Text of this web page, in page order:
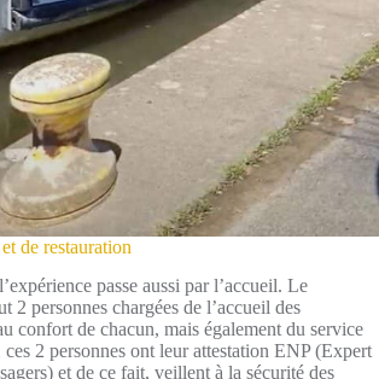
de restauration
passe aussi par l’accueil. Le
2 personnes chargées de l’accueil des
confort de chacun, mais également du service
2 personnes ont leur attestation ENP (Expert
et de ce fait, veillent à la sécurité des